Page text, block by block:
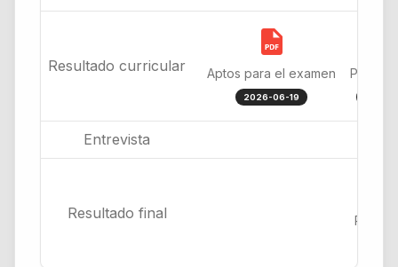
Resultado curricular Aptos para el examen
2026-06-19
Post
Entrevista
Resultado final